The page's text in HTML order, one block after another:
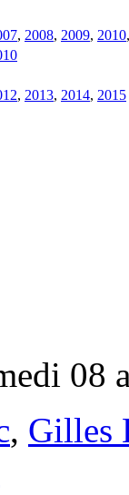
, 2008, 2009, 2010
, 2013, 2014, 2015
, Gilles